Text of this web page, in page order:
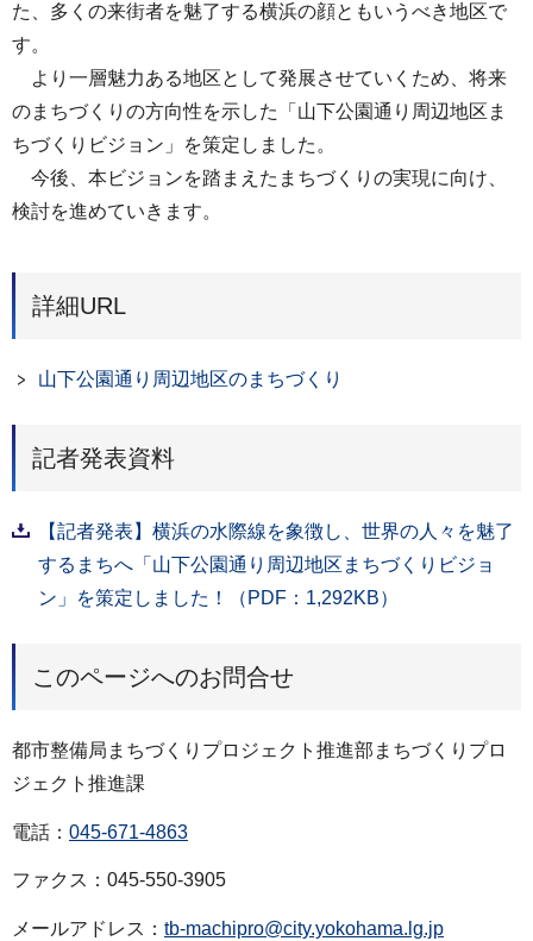
た、多くの来街者を魅了する横浜の顔ともいうべき地区で
す。
より一層魅力ある地区として発展させていくため、将来
のまちづくりの方向性を示した「山下公園通り周辺地区ま
ちづくりビジョン」を策定しました。
今後、本ビジョンを踏まえたまちづくりの実現に向け、
検討を進めていきます。
詳細URL
山下公園通り周辺地区のまちづくり
記者発表資料
【記者発表】横浜の水際線を象徴し、世界の人々を魅了
するまちへ「山下公園通り周辺地区まちづくりビジョ
ン」を策定しました！（PDF：1,292KB）
このページへのお問合せ
都市整備局まちづくりプロジェクト推進部まちづくりプロ
ジェクト推進課
電話： 045-671-4863
ファクス：045-550-3905
メールアドレス： tb-machipro@city.yokohama.lg.jp